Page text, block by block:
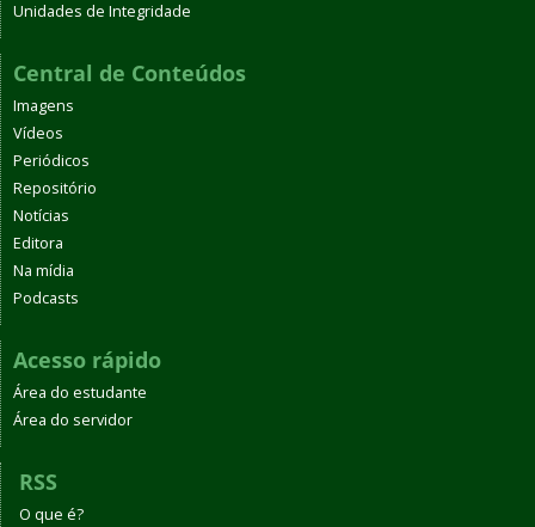
Unidades de Integridade
Central de Conteúdos
Imagens
Vídeos
Periódicos
Repositório
Notícias
Editora
Na mídia
Podcasts
Acesso rápido
Área do estudante
Área do servidor
RSS
O que é?